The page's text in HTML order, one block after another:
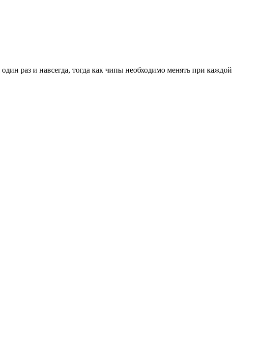
раз и навсегда, тогда как чипы необходимо менять при каждой